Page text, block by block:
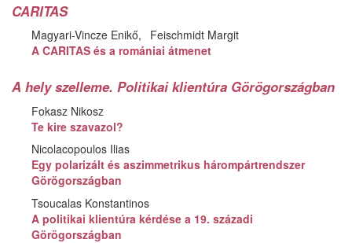
CARITAS
Magyari-Vincze Enikő
Feischmidt Margit
A CARITAS és a romániai átmenet
A hely szelleme. Politikai klientúra Görögországban
Fokasz Nikosz
Te kire szavazol?
Nicolacopoulos Ilias
Egy polarizált és aszimmetrikus hárompártrendszer
Görögországban
Tsoucalas Konstantinos
A politikai klientúra kérdése a 19. századi
Görögországban